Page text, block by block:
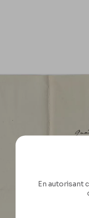
En autorisant